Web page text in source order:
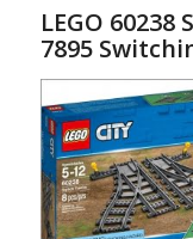
LEGO 60238
7895